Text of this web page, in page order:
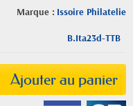
Marque : Issoire Philatelie
B.Ita23d-TTB
Ajouter au panier